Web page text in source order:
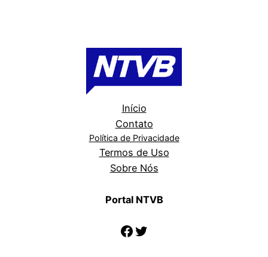
Início
Contato
Política de Privacidade
Termos de Uso
Sobre Nós
Portal NTVB
Facebook
Twitter